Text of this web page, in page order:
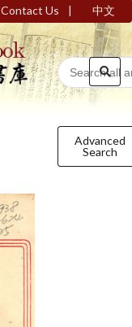
Contact Us | 中文
Advanced
Search